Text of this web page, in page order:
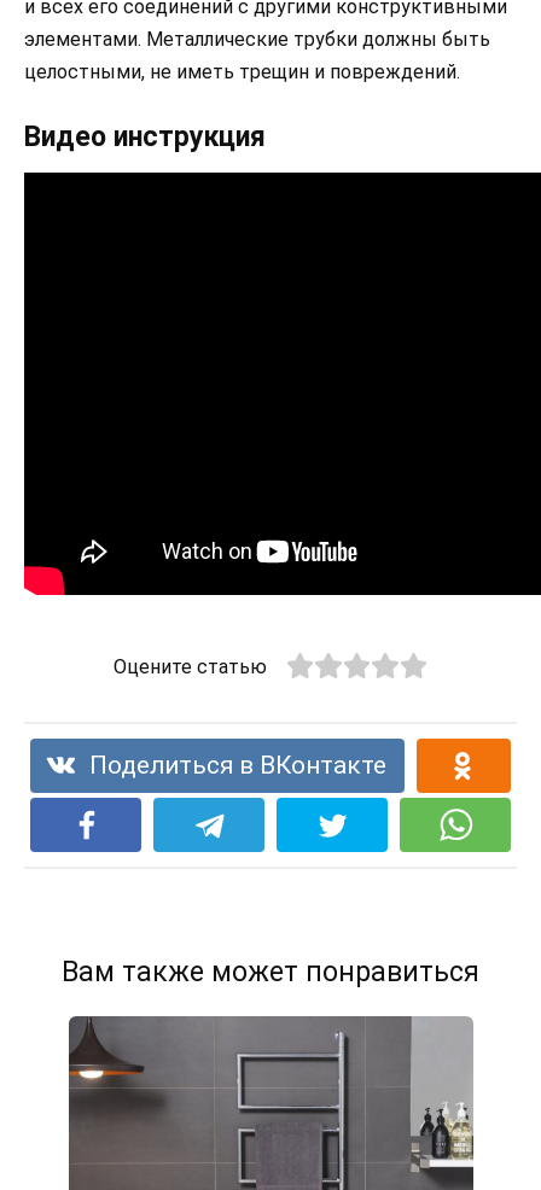
и всех его соединений с другими конструктивными
элементами. Металлические трубки должны быть
целостными, не иметь трещин и повреждений.
Видео инструкция
Оцените статью
Поделиться в ВКонтакте
Вам также может понравиться